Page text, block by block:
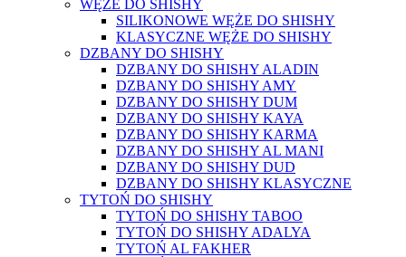
WĘŻE DO SHISHY
SILIKONOWE WĘŻE DO SHISHY
KLASYCZNE WĘŻE DO SHISHY
DZBANY DO SHISHY
DZBANY DO SHISHY ALADIN
DZBANY DO SHISHY AMY
DZBANY DO SHISHY DUM
DZBANY DO SHISHY KAYA
DZBANY DO SHISHY KARMA
DZBANY DO SHISHY AL MANI
DZBANY DO SHISHY DUD
DZBANY DO SHISHY KLASYCZNE
TYTOŃ DO SHISHY
TYTOŃ DO SHISHY TABOO
TYTOŃ DO SHISHY ADALYA
TYTOŃ AL FAKHER